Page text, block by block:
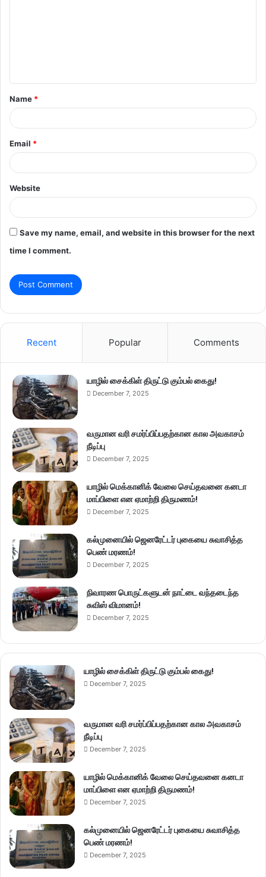
t
*
Name *
Email *
Website
Save my name, email, and website in this browser for the next
time I comment.
Recent Popular Comments
யாழில் சைக்கிள் திருட்டு கும்பல் கைது!
December 7, 2025
வருமான வரி சமர்ப்பிப்பதற்கான கால அவகாசம்
நீடிப்பு
December 7, 2025
யாழில் மெக்கானிக் வேலை செய்தவனை கனடா
மாப்பிளை என ஏமாற்றி திருமணம்!
December 7, 2025
கல்முனையில் ஜெனரேட்டர் புகையை சுவாசித்த
பெண் மரணம்!
December 7, 2025
நிவாரண பொருட்களுடன் நாட்டை வந்தடைந்த
சுவிஸ் விமானம்!
December 7, 2025
யாழில் சைக்கிள் திருட்டு கும்பல் கைது!
December 7, 2025
வருமான வரி சமர்ப்பிப்பதற்கான கால அவகாசம்
நீடிப்பு
December 7, 2025
யாழில் மெக்கானிக் வேலை செய்தவனை கனடா
மாப்பிளை என ஏமாற்றி திருமணம்!
December 7, 2025
கல்முனையில் ஜெனரேட்டர் புகையை சுவாசித்த
பெண் மரணம்!
December 7, 2025